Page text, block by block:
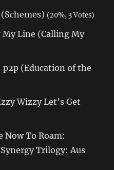
(20%, 3 Votes)
Line (Calling My
(Education of the
Wizzy Let's Get
To Roam:
Trilogy: Aus